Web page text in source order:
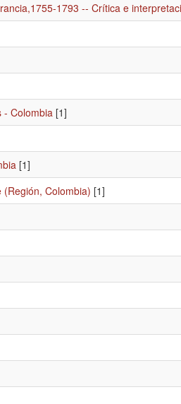
1793 -- Crítica e
- Colombia [1]
[1]
Colombia) [1]